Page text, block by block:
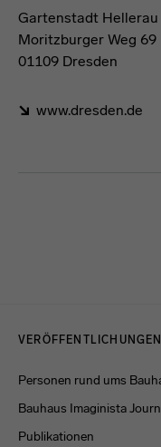
Gartenstadt Hellerau
Moritzburger Weg 69
01109 Dresden
www.dresden.de
VERÖFFENTLICHUNGEN
Personen rund ums
Bauhaus Imaginista
Publikationen